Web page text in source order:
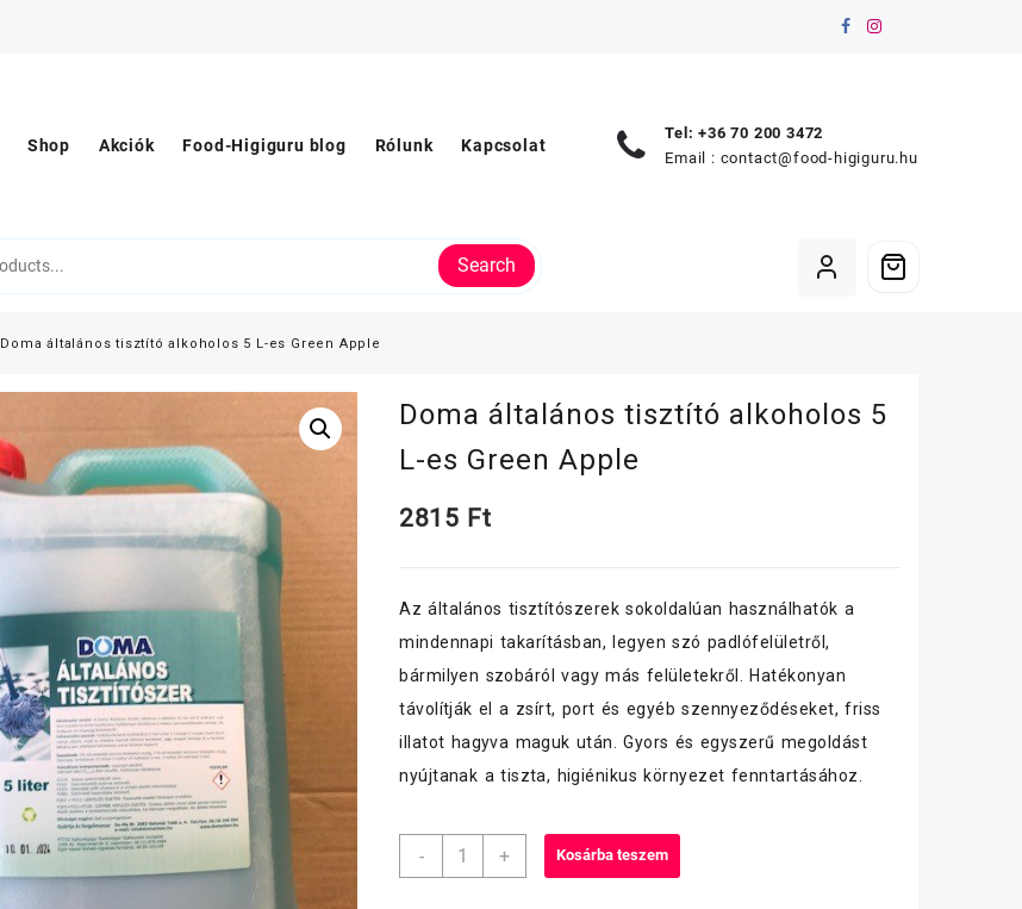
Shop Akciók Food-Higiguru blog Rólunk Kapcsolat
Tel: +36 70 200 3472
Email : contact@food-higiguru.hu
Search
Doma általános tisztító alkoholos 5 L-es Green Apple
Doma általános tisztító alkoholos 5
L-es Green Apple
2815 Ft
Az általános tisztítószerek sokoldalúan használhatók a
mindennapi takarításban, legyen szó padlófelületről,
bármilyen szobáról vagy más felületekről. Hatékonyan
távolítják el a zsírt, port és egyéb szennyeződéseket, friss
illatot hagyva maguk után. Gyors és egyszerű megoldást
nyújtanak a tiszta, higiénikus környezet fenntartásához.
-
Doma
+ Kosárba teszem